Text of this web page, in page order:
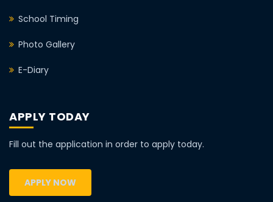
School Timing
Photo Gallery
E-Diary
APPLY TODAY
Fill out the application in order to apply today.
APPLY NOW